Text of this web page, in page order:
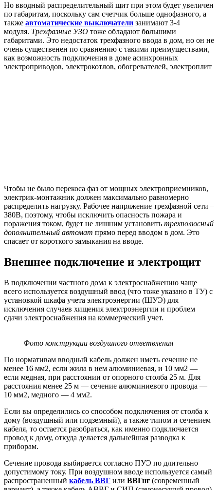
Но вводный распределительный щит при этом будет увеличен
по габаритам, поскольку сам счетчик больше однофазного, а
также автоматические выключатели занимают 3-4
модуля. Трехфазные УЗО тоже обладают большими
габаритами. Это недостаток трехфазного ввода в дом, но он не
очень существенен по сравнению с такими преимуществами,
как возможность подключения в доме асинхронных
электроприводов, электрокотлов, обогревателей, электроплит
Чтобы не было перекоса фаз от мощных электроприемников,
электрик-монтажник должен максимально равномерно
распределить нагрузку. Рабочее напряжение трехфазной сети –
380В, поэтому, чтобы исключить опасность пожара и
поражения током, будет не лишним установить трехполюсный
дополнительный автомат прямо перед вводом в дом. Это
спасает от короткого замыкания на вводе.
Внешнее подключение и электрощит
В подключении частного дома к электроснабжению чаще
всего используется воздушный ввод (что тоже указано в ТУ) с
установкой шкафа учета электроэнергии (ШУЭ) для
исключения случаев хищения электроэнергии и проблем
сдачи электроснабжения на коммерческий учет.
Фото конструкции воздушного ответвления
По нормативам вводный кабель должен иметь сечение не
менее 16 мм2, если жила в нем алюминиевая, и 10 мм2 —
если медная, при расстоянии от опорного столба 25 м. Для
расстояния менее 25 м — сечение алюминиевого провода —
10 мм2, медного — 4 мм2.
Если вы определились со способом подключения от столба к
дому (воздушный или подземный), а также типом и сечением
кабеля, то остается разобраться, как именно подключается
провод к дому, откуда делается дальнейшая разводка к
приборам.
Сечение провода выбирается согласно ПУЭ по длительно
допустимому току. При воздушном вводе используется самый
распространенный кабель ВВГ или ВВГнг (современный